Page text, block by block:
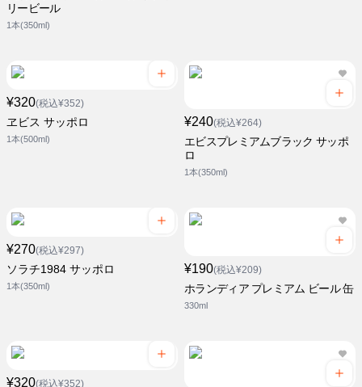
リービール
1本(350ml)
¥320(税込¥352)
ヱビス サッポロ
1本(500ml)
¥240(税込¥264)
エビスプレミアムブラック サッポ
ロ
1本(350ml)
¥270(税込¥297)
ソラチ1984 サッポロ
1本(350ml)
¥190(税込¥209)
ホランディア プレミアム ビール 缶
330ml
¥320(税込¥352)